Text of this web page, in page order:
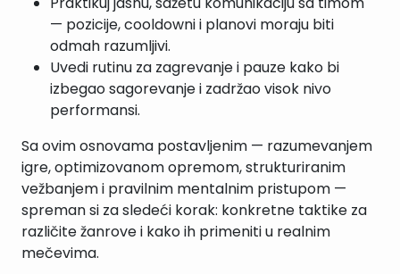
— pozicije, cooldowni i planovi moraju biti
odmah razumljivi.
Uvedi rutinu za zagrevanje i pauze kako bi
izbegao sagorevanje i zadržao visok nivo
performansi.
Sa ovim osnovama postavljenim — razumevanjem
igre, optimizovanom opremom, strukturiranim
vežbanjem i pravilnim mentalnim pristupom —
spreman si za sledeći korak: konkretne taktike za
različite žanrove i kako ih primeniti u realnim
mečevima.